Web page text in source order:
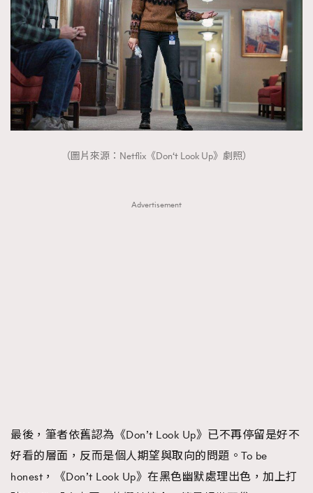
（圖片來源：Netflix《Don‘t Look Up》劇照）
Advertisement
最後，筆者依舊認為《Don’t Look Up》已不再停留是好不
好看的層面，反而是個人期望與取向的問題。To be
honest，《Don’t Look Up》在黑色幽默處理出色，加上打